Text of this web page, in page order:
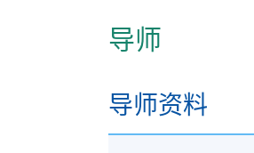
此学科单元的整体学
导师
导师资料